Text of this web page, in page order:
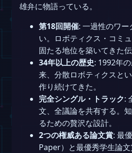
雄弁に物語っている。
第18回開催: 一過性のワ
い。ロボティクス・コミ
固たる地位を築いてきた伝
34年以上の歴史: 1992年
来、分散ロボティクスと
作り続けてきた。
完全シングル・トラック:
文、全議論を共有する。
るための贅沢な設計。
2つの権威ある論文賞: 最
Paper）と最優秀学生論